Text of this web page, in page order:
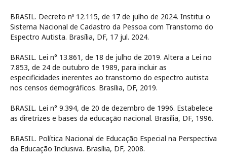
BRASIL. Decreto nº 12.115, de 17 de julho de 2024. Institui o
Sistema Nacional de Cadastro da Pessoa com Transtorno do
Espectro Autista. Brasília, DF, 17 jul. 2024.
BRASIL. Lei n° 13.861, de 18 de julho de 2019. Altera a Lei no
7.853, de 24 de outubro de 1989, para incluir as
especificidades inerentes ao transtorno do espectro autista
nos censos demográficos. Brasília, DF, 2019.
BRASIL. Lei n° 9.394, de 20 de dezembro de 1996. Estabelece
as diretrizes e bases da educação nacional. Brasília, DF, 1996.
BRASIL. Política Nacional de Educação Especial na Perspectiva
da Educação Inclusiva. Brasília, DF, 2008.